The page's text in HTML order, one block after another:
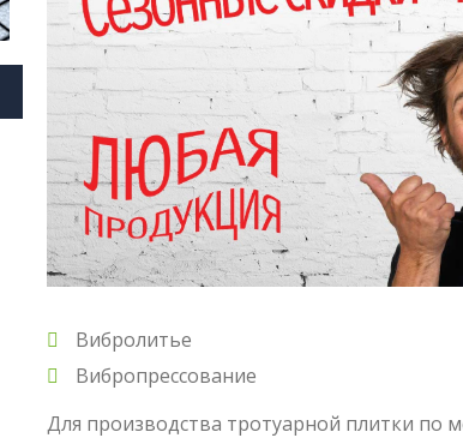
Вибролитье
Вибропрессование
Для производства тротуарной плитки по